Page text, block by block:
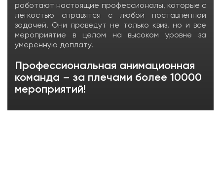
работают настоящие профессионалы, которые с
легкостью справятся с любой поставленной
задачей. Они проведут не только квиз, но и все
мероприятие в целом на высоком уровне за
умеренную доплату.
Профессиональная анимационная
команда – за плечами более 10000
мероприятий!